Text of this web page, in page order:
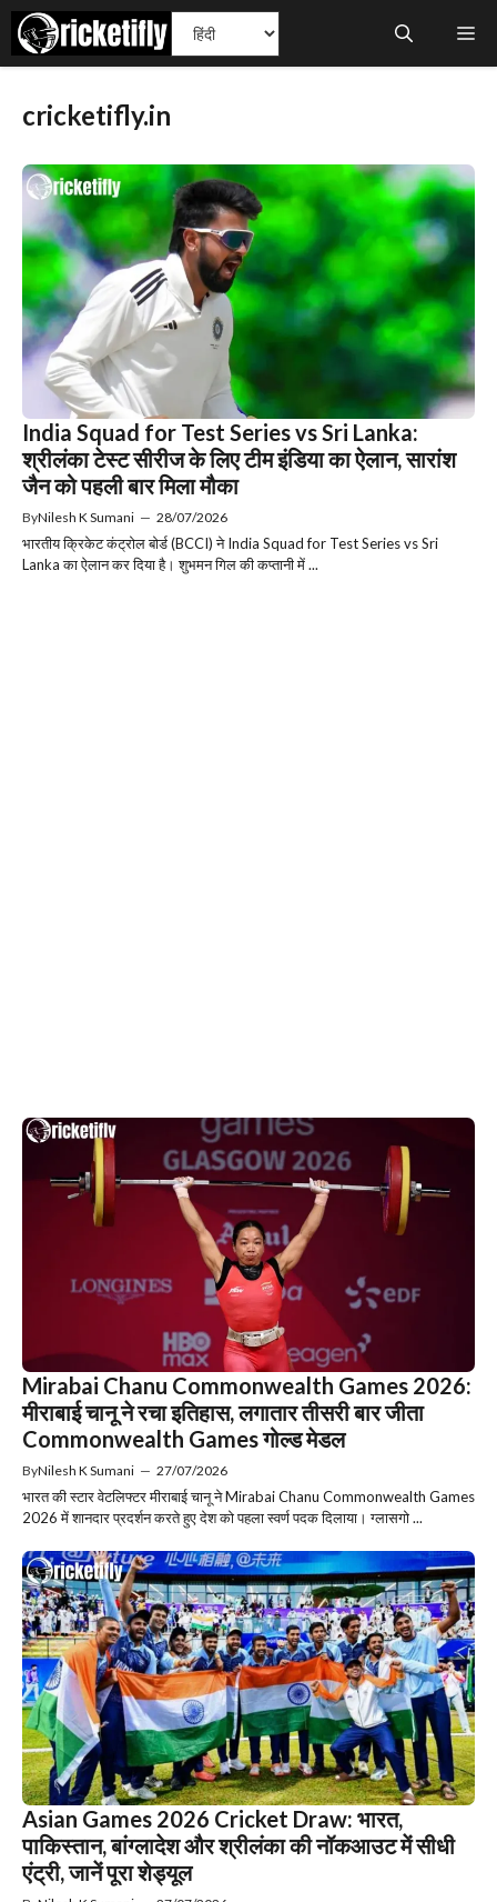
Skip
content
cricketifly.in
India Squad for Test Series vs Sri Lanka:
श्रीलंका टेस्ट सीरीज के लिए टीम इंडिया का ऐलान, सारांश
जैन को पहली बार मिला मौका
ByNilesh K Sumani — 28/07/2026
भारतीय क्रिकेट कंट्रोल बोर्ड (BCCI) ने India Squad for Test Series vs Sri
Lanka का ऐलान कर दिया है। शुभमन गिल की कप्तानी में ...
Mirabai Chanu Commonwealth Games 2026:
मीराबाई चानू ने रचा इतिहास, लगातार तीसरी बार जीता
Commonwealth Games गोल्ड मेडल
ByNilesh K Sumani — 27/07/2026
भारत की स्टार वेटलिफ्टर मीराबाई चानू ने Mirabai Chanu Commonwealth Games
2026 में शानदार प्रदर्शन करते हुए देश को पहला स्वर्ण पदक दिलाया। ग्लासगो ...
Asian Games 2026 Cricket Draw: भारत,
पाकिस्तान, बांग्लादेश और श्रीलंका की नॉकआउट में सीधी
एंट्री, जानें पूरा शेड्यूल